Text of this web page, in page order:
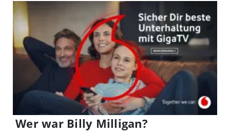
Wer war Billy Milligan?